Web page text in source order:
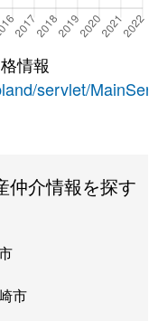
情報
servlet/
仲介情報を探す
市